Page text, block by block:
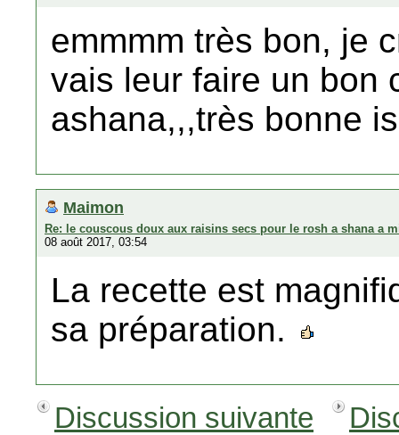
emmmm très bon, je
vais leur faire un bon
ashana,,,très bonne
Maimon
Re: le couscous doux aux raisins secs pour le rosh a shana a
08 août 2017, 03:54
La recette est
sa préparation.
Discussion suivante